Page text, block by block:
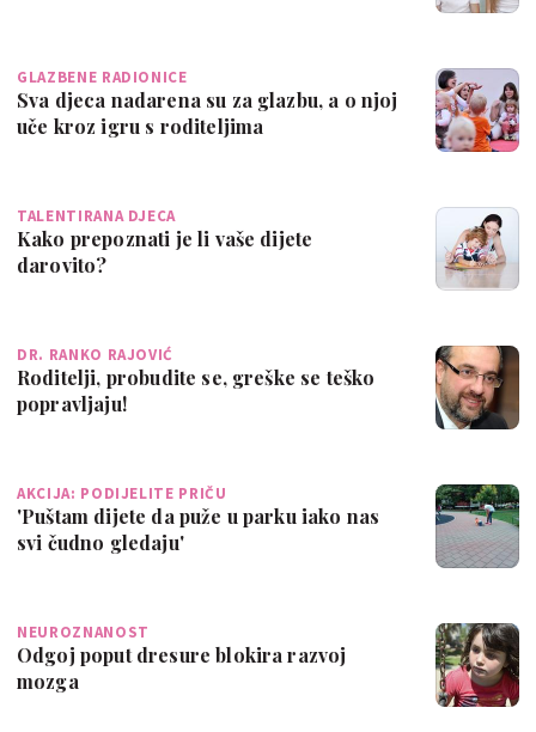
GLAZBENE RADIONICE
Sva djeca nadarena su za glazbu, a o njoj
uče kroz igru s roditeljima
TALENTIRANA DJECA
Kako prepoznati je li vaše dijete
darovito?
DR. RANKO RAJOVIĆ
Roditelji, probudite se, greške se teško
popravljaju!
AKCIJA: PODIJELITE PRIČU
'Puštam dijete da puže u parku iako nas
svi čudno gledaju'
NEUROZNANOST
Odgoj poput dresure blokira razvoj
mozga